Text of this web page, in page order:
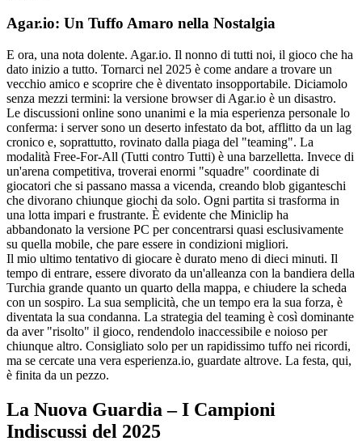
Agar.io: Un Tuffo Amaro nella Nostalgia
E ora, una nota dolente. Agar.io. Il nonno di tutti noi, il gioco che ha
dato inizio a tutto. Tornarci nel 2025 è come andare a trovare un
vecchio amico e scoprire che è diventato insopportabile. Diciamolo
senza mezzi termini: la versione browser di Agar.io è un disastro.
Le discussioni online sono unanimi e la mia esperienza personale lo
conferma: i server sono un deserto infestato da bot, afflitto da un lag
cronico e, soprattutto, rovinato dalla piaga del "teaming". La
modalità Free-For-All (Tutti contro Tutti) è una barzelletta. Invece di
un'arena competitiva, troverai enormi "squadre" coordinate di
giocatori che si passano massa a vicenda, creando blob giganteschi
che divorano chiunque giochi da solo. Ogni partita si trasforma in
una lotta impari e frustrante. È evidente che Miniclip ha
abbandonato la versione PC per concentrarsi quasi esclusivamente
su quella mobile, che pare essere in condizioni migliori.
Il mio ultimo tentativo di giocare è durato meno di dieci minuti. Il
tempo di entrare, essere divorato da un'alleanza con la bandiera della
Turchia grande quanto un quarto della mappa, e chiudere la scheda
con un sospiro. La sua semplicità, che un tempo era la sua forza, è
diventata la sua condanna. La strategia del teaming è così dominante
da aver "risolto" il gioco, rendendolo inaccessibile e noioso per
chiunque altro. Consigliato solo per un rapidissimo tuffo nei ricordi,
ma se cercate una vera esperienza.io, guardate altrove. La festa, qui,
è finita da un pezzo.
La Nuova Guardia – I Campioni
Indiscussi del 2025